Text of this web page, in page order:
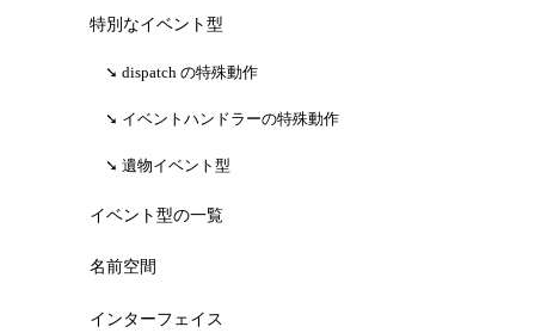
特別なイベント型
dispatch の特殊動作
イベントハンドラーの特殊動作
遺物イベント型
イベント型の一覧
名前空間
インターフェイス